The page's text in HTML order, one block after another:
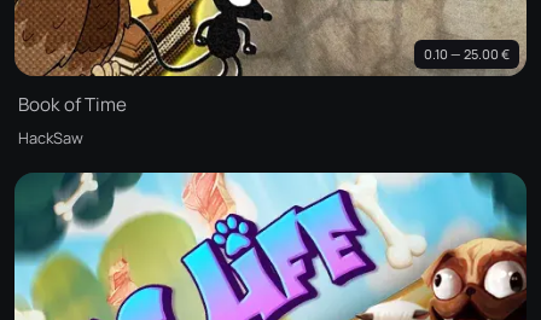
0.10 — 25.00 €
Book of Time
HackSaw